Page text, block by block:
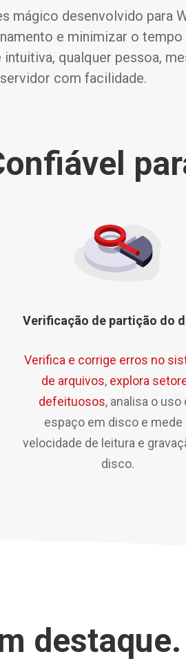
desenvolvido para
e minimizar o
qualquer pessoa,
com facilidade.
Verificação de partição do
Verifica e corrige erros no
de arquivos, explora
defeituosos, analisa o uso
espaço em disco e mede
velocidade de leitura e
disco.
destaque.